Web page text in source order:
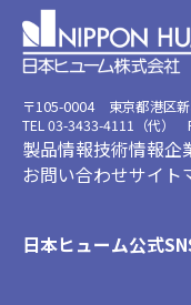
〒105-0004 東京都港区
TEL 03-3433-4111（代）
製品情報技術情報企
お問い合わせサイト
日本ヒューム公式